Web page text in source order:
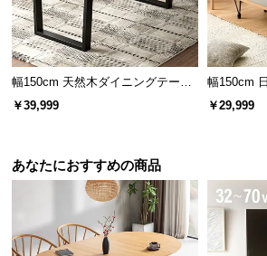
幅150cm 天然木ダイニングテーブ
ル 一枚板デザイン 4人掛け
￥39,999
幅150cm
007
￥29,999
あなたにおすすめの商品